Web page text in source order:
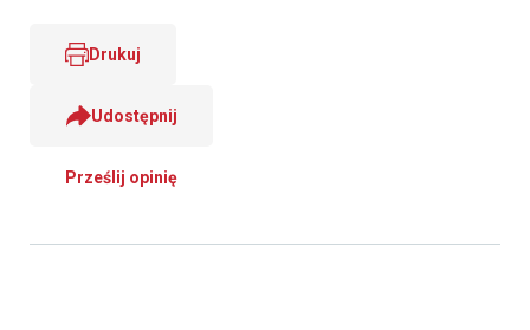
Drukuj
Udostępnij
Prześlij opinię